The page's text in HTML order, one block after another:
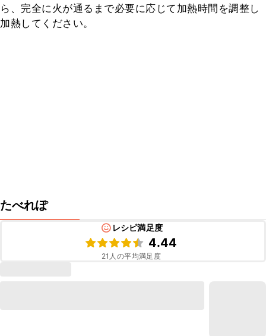
ら、完全に火が通るまで必要に応じて加熱時間を調整し
加熱してください。
たべれぽ
レシピ満足度
4.44
21 人の平均満足度